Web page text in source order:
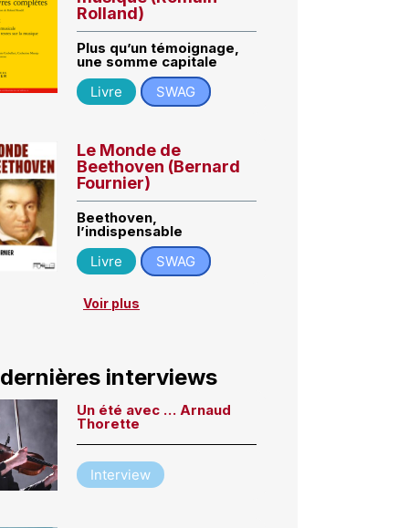
Rolland)
Plus qu’un témoignage,
une somme capitale
Livre
SWAG
Le Monde de
Beethoven (Bernard
Fournier)
Beethoven,
l’indispensable
Livre
SWAG
Voir plus
interviews
Un été avec … Arnaud
Thorette
Interview